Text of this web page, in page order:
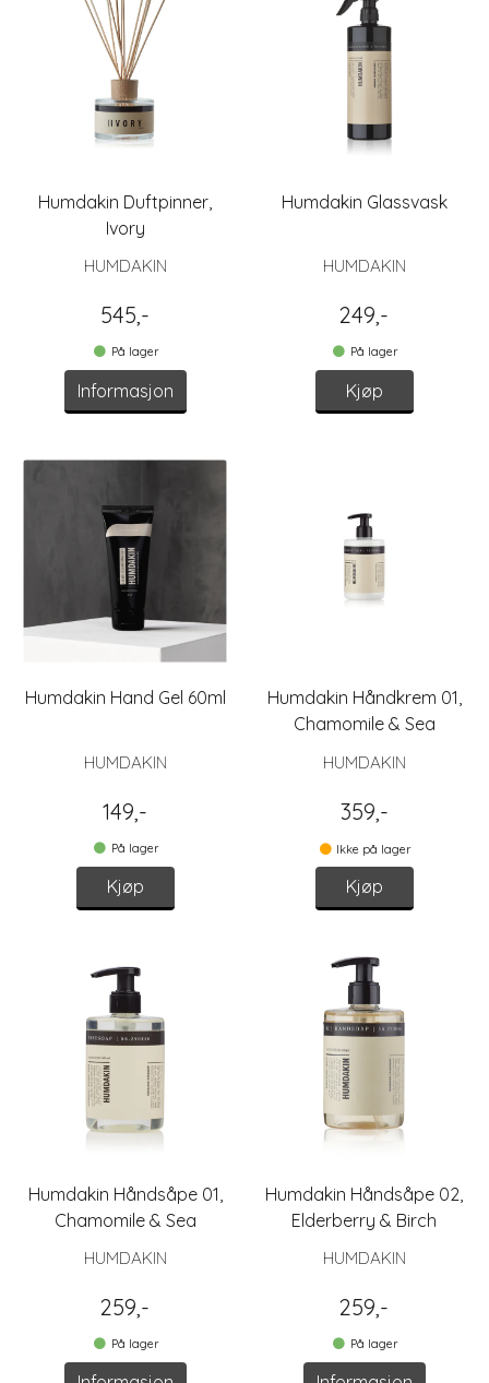
Humdakin Duftpinner,
Ivory
HUMDAKIN
545,-
På lager
Informasjon
Humdakin Glassvask
HUMDAKIN
249,-
På lager
Kjøp
Humdakin Hand Gel 60ml
HUMDAKIN
149,-
På lager
Kjøp
Humdakin Håndkrem 01,
Chamomile & Sea
HUMDAKIN
359,-
Ikke på lager
Kjøp
Humdakin Håndsåpe 01,
Chamomile & Sea
HUMDAKIN
259,-
På lager
Humdakin Håndsåpe 02,
Elderberry & Birch
HUMDAKIN
259,-
På lager